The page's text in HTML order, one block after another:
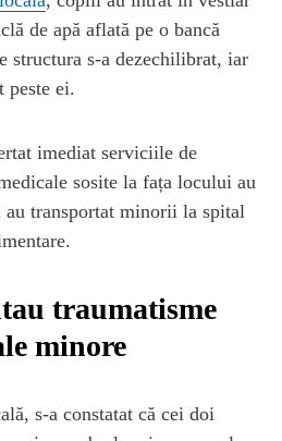
de apă aflată pe o bancă
structura s-a dezechilibrat, iar
peste ei.
imediat serviciile de
sosite la fața locului au
transportat minorii la spital
traumatisme
minore
s-a constatat că cei doi